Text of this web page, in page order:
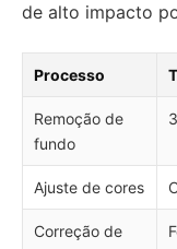
de alto impacto
Processo
Remoção de
fundo
Ajuste de cores
Correção de